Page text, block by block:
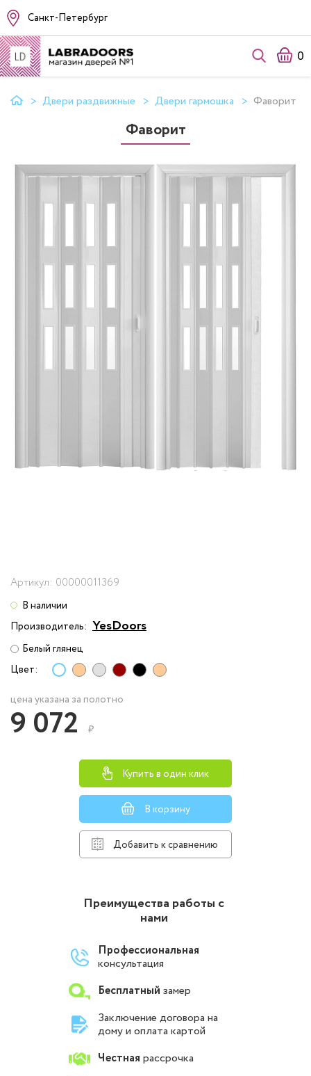
Санкт-Петербург
0
Двери раздвижные Двери гармошка Фаворит
Фаворит
Артикул: 00000011369
В наличии
Производитель: YesDoors
Белый глянец
Цвет:
цена указана за полотно
9 072 ₽
Купить в один клик
В корзину
Добавить к сравнению
Преимущества работы с
нами
Профессиональная
консультация
Бесплатный замер
Заключение договора на
дому и оплата картой
Честная рассрочка